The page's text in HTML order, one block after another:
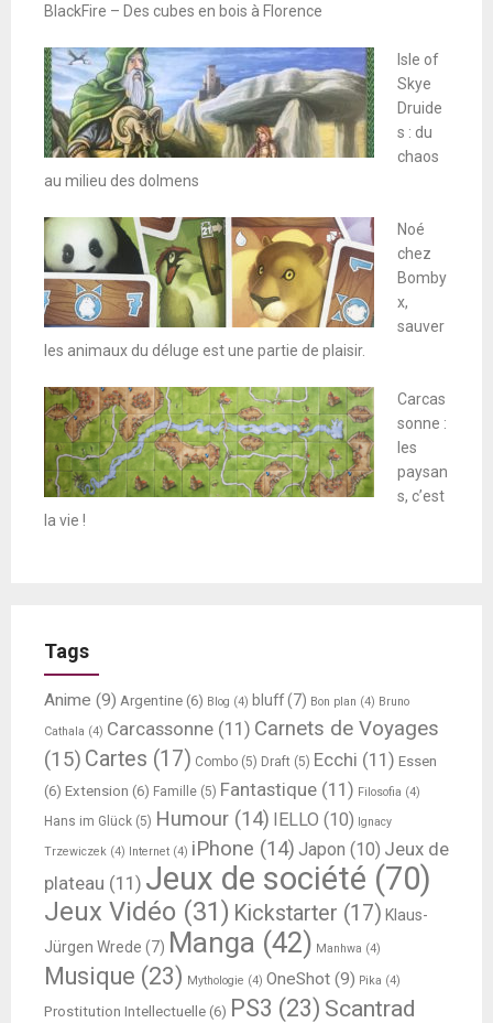
BlackFire – Des cubes en bois à Florence
Isle of
Skye
Druide
s : du
chaos
au milieu des dolmens
Noé
chez
Bomby
x,
sauver
les animaux du déluge est une partie de plaisir.
Carcas
sonne :
les
paysan
s, c’est
la vie !
Tags
Anime (9) Argentine (6) Blog (4) bluff(7) Bon plan (4) Bruno
Cathala (4) Carcassonne (11) Carnets de Voyages
(15) Cartes (17) Combo (5) Draft (5) Ecchi (11) Essen
(6) Extension (6) Famille (5) Fantastique (11) Filosofia (4)
Hans im Glück (5) Humour (14) IELLO (10) Ignacy
Trzewiczek (4) Internet (4) iPhone (14) Japon (10) Jeux de
plateau (11) Jeux de société (70)
Jeux Vidéo (31) Kickstarter (17) Klaus-
Jürgen Wrede (7) Manga (42) Manhwa (4)
Musique (23) Mythologie (4) OneShot (9) Pika (4)
Prostitution Intellectuelle (6) PS3 (23) Scantrad